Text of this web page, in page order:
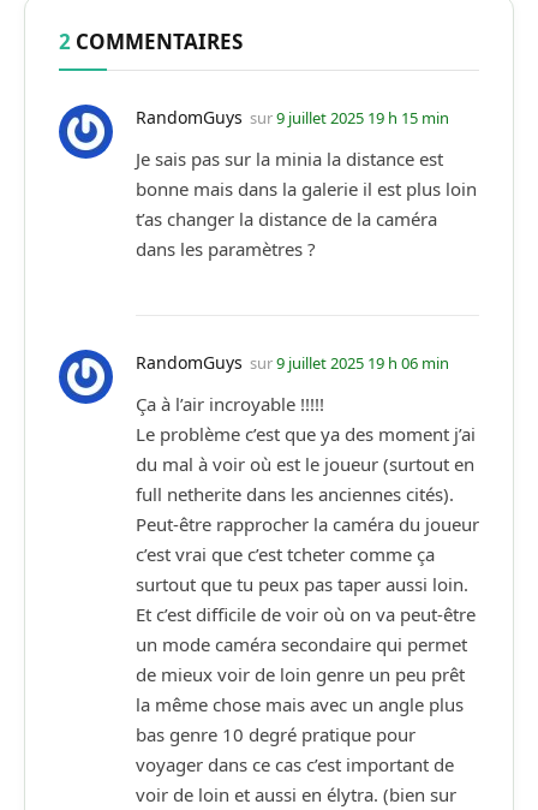
2 COMMENTAIRES
RandomGuys sur9 juillet 2025 19 h 15 min
Je sais pas sur la minia la distance est
bonne mais dans la galerie il est plus loin
t’as changer la distance de la caméra
dans les paramètres ?
RandomGuys sur9 juillet 2025 19 h 06 min
Ça à l’air incroyable !!!!!
Le problème c’est que ya des moment j’ai
du mal à voir où est le joueur (surtout en
full netherite dans les anciennes cités).
Peut-être rapprocher la caméra du joueur
c’est vrai que c’est tcheter comme ça
surtout que tu peux pas taper aussi loin.
Et c’est difficile de voir où on va peut-être
un mode caméra secondaire qui permet
de mieux voir de loin genre un peu prêt
la même chose mais avec un angle plus
bas genre 10 degré pratique pour
voyager dans ce cas c’est important de
voir de loin et aussi en élytra. (bien sur